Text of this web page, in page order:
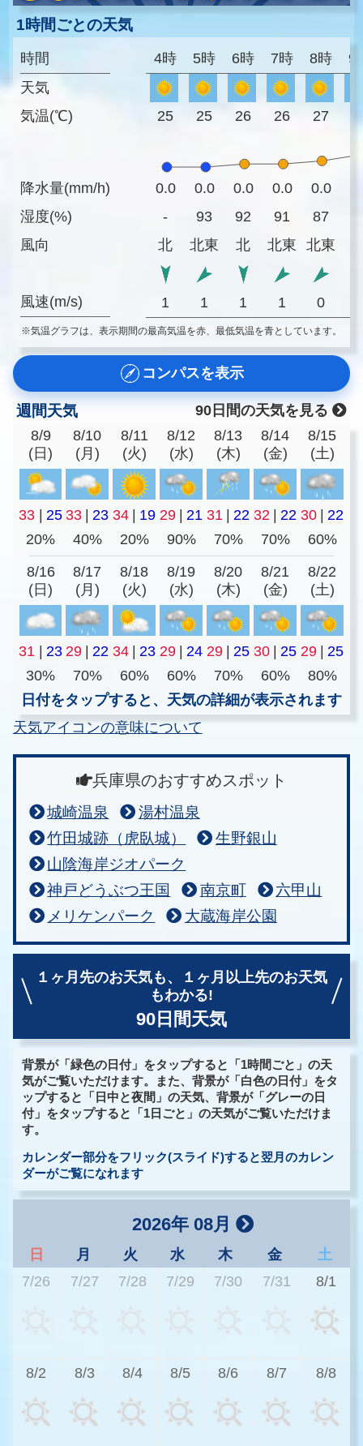
1時間ごとの天気
時間
天気
気温(℃)
降水量(mm/h)
湿度(%)
風向
風速(m/s)
4時 5時 6時 7時 8時 9
25 25 26 26 27
0.0 0.0 0.0 0.0 0.0
-
93 92 91 87
北
北東 北 北東 北東
1 1 1 1 0
※気温グラフは、表示期間の最高気温を赤、最低気温を青としています。
コンパスを表示
週間天気
90日間の天気を見る
8/9
(日)
8/10
(月)
8/11
(火)
8/12
(水)
8/13
(木)
8/14
(金)
8/15
(土)
33 | 25 33 | 23 34 | 19 29 | 21 31 | 22 32 | 22 30 | 22
20%
40% 20% 90% 70% 70% 60%
8/16
(日)
8/17
(月)
8/18
(火)
8/19
(水)
8/20
(木)
8/21
(金)
8/22
(土)
31 23 29 22 34 23 29 24 29 25 30 25 29
25
30%
70% 60% 60% 70% 60%
80%
日付をタップすると、天気の詳細が表示されます
天気アイコンの意味について
兵庫県のおすすめスポット
城崎温泉
湯村温泉
竹田城跡（虎臥城）
生野銀山
山陰海岸ジオパーク
神戸どうぶつ王国
南京町
六甲山
メリケンパーク
大蔵海岸公園
１ヶ月先のお天気も、
１ヶ月以上先のお天気
もわかる!
90日間天気
背景が「緑色の日付」をタップすると「1時間ごと」の天
気がご覧いただけます。また、背景が「白色の日付」をタ
ップすると「日中と夜間」の天気、背景が「グレーの日
付」をタップすると「1日ごと」の天気がご覧いただけま
す。
カレンダー部分をフリック(スライド)すると翌月のカレン
ダーがご覧になれます
2026年 08月
日 月 火 水 木 金
土
7/26
7/27 7/28 7/29 7/30 7/31 8/1
8/2 8/3 8/4 8/5 8/6 8/7 8/8